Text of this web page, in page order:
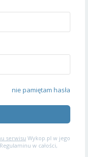
nie pamiętam hasła
serwisu Wykop.pl w jego
w całości,